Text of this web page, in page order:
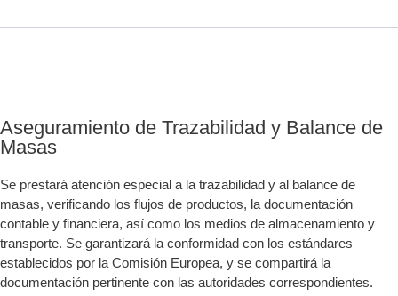
Aseguramiento de Trazabilidad y Balance de
Masas
Se prestará atención especial a la trazabilidad y al balance de
masas, verificando los flujos de productos, la documentación
contable y financiera, así como los medios de almacenamiento y
transporte. Se garantizará la conformidad con los estándares
establecidos por la Comisión Europea, y se compartirá la
documentación pertinente con las autoridades correspondientes.